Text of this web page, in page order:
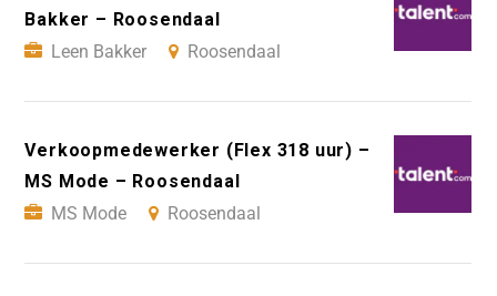
Bakker – Roosendaal
Leen Bakker
Roosendaal
Verkoopmedewerker (Flex 318 uur) –
MS Mode – Roosendaal
MS Mode
Roosendaal